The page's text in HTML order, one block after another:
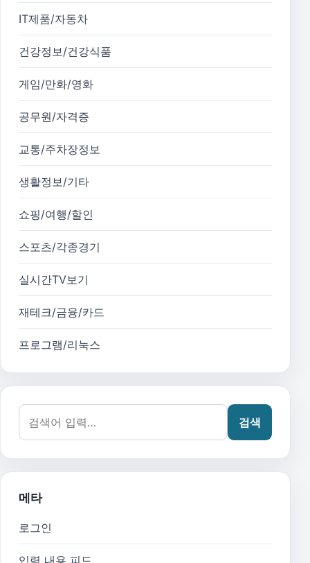
IT제품/자동차
건강정보/건강식품
게임/만화/영화
공무원/자격증
교통/주차장정보
생활정보/기타
쇼핑/여행/할인
스포츠/각종경기
실시간TV보기
재테크/금융/카드
프로그램/리눅스
검색어:
검색
메타
로그인